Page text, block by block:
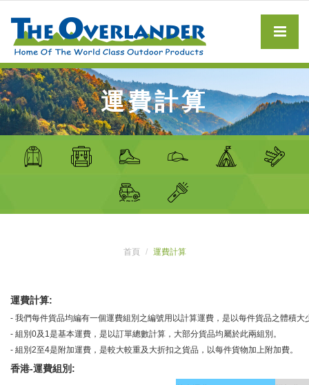
運費計算
首頁 運費計算
運費計算:
- 我們每件貨品均編有一個運費組別之編號用以計算運費，是以每件貨品之體積大
- 組別0及1是基本運費，是以訂單總數計算，大部分貨品均屬於此兩組別。
- 組別2至4是附加運費，是較大較重及大折扣之貨品，以每件貨物加上附加費。
香港-運費組別: